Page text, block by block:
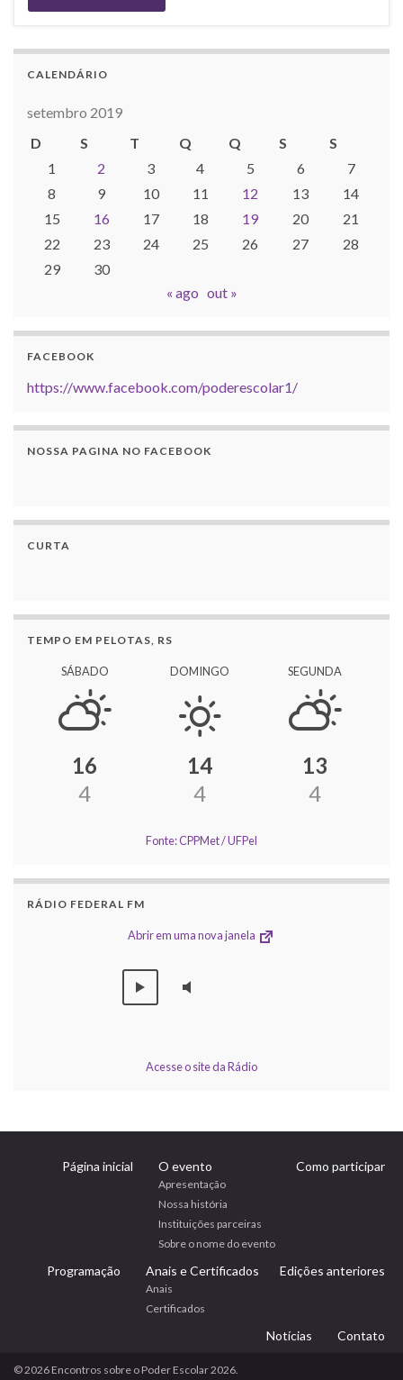
CALENDÁRIO
setembro 2019
D
S T Q Q S
S
1
2 3 4 5 6
7
8
9 10 11 12 13
14
15
16 17 18 19 20
21
22
23 24 25 26 27
28
29
30
« ago out »
FACEBOOK
https://www.facebook.com/poderescolar1/
NOSSA PAGINA NO FACEBOOK
CURTA
TEMPO EM PELOTAS, RS
SÁBADO
16
4
DOMINGO
14
4
SEGUNDA
13
4
Fonte: CPPMet / UFPel
RÁDIO FEDERAL FM
Abrir em uma nova janela
Acesse o site da Rádio
Página inicial O evento
Apresentação
Nossa história
Instituições parceiras
Sobre o nome do evento
Como participar
Programação Anais e Certificados
Anais
Certificados
Edições anteriores
Notícias Contato
© 2026 Encontros sobre o Poder Escolar 2026.